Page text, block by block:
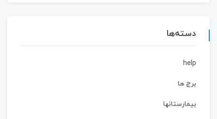
دسته‌ها
help
برج ها
بیمارستانها